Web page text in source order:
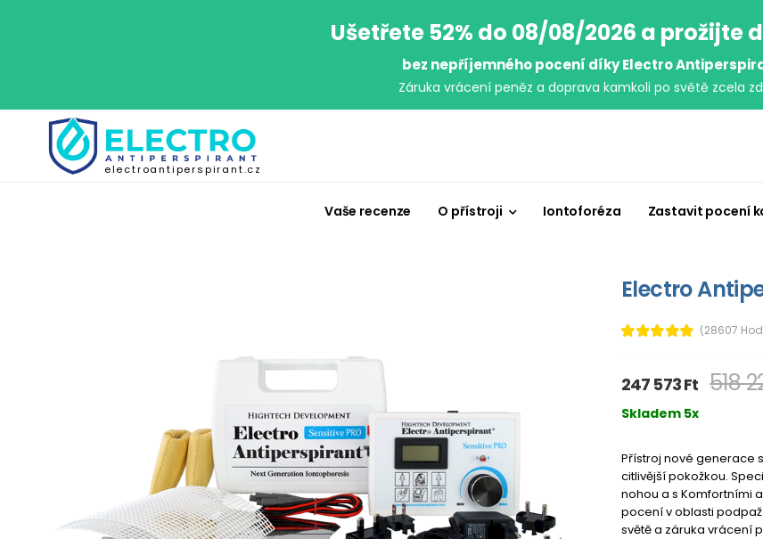
Ušetřete 52% do 08/08/2026 a prožijte
bez nepříjemného pocení díky Electro
Záruka vrácení peněz a doprava kamkoli po světě zcela
electroantiperspirant.cz
Vaše recenze O přístroji Iontoforéza Zastavit pocení
Electro
(28607
247 573 Ft 518
Skladem 5x
Přístroj nové generace
citlivější pokožkou.
nohou a s Komfortními
pocení v oblasti
světě a záruka vrácení